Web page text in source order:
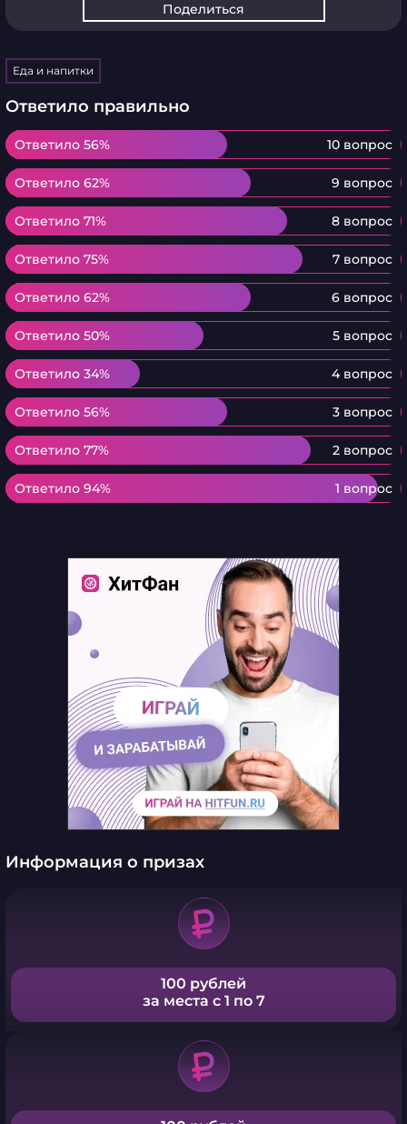
Поделиться
Еда и напитки
Ответило правильно
Ответило 56% 10 вопрос
Ответило 56%
Ответило 62% 9 вопрос
Ответило 62%
Ответило 71% 8 вопрос
Ответило 71%
Ответило 75% 7 вопрос
Ответило 75%
Ответило 62% 6 вопрос
Ответило 62%
Ответило 50% 5 вопрос
Ответило 50%
Ответило 34% 4 вопрос
Ответило 34%
Ответило 56% 3 вопрос
Ответило 56%
Ответило 77% 2 вопрос
Ответило 77%
Ответило 94% 1 вопрос
Ответило 94%
Информация о призах
100 рублей
за места с 1 по 7